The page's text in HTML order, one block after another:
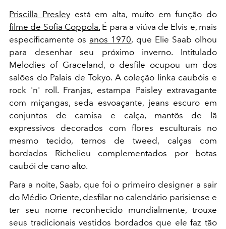
Priscilla Presleyestá em alta, muito em função do
filme de Sofia Coppola. É para a viúva de Elvis e, mais
especificamente os anos 1970, que Elie Saab olhou
para desenhar seu próximo inverno. Intitulado
Melodies of Graceland, o desfile ocupou um dos
salões do Palais de Tokyo. A coleção linka caubóis e
rock 'n' roll. Franjas, estampa Paisley extravagante
com miçangas, seda esvoaçante, jeans escuro em
conjuntos de camisa e calça, mantôs de lã
expressivos decorados com flores esculturais no
mesmo tecido, ternos de tweed, calças com
bordados Richelieu complementados por botas
caubói de cano alto.
Para a noite, Saab, que foi o primeiro designer a sair
do Médio Oriente, desfilar no calendário parisiense e
ter seu nome reconhecido mundialmente, trouxe
seus tradicionais vestidos bordados que ele faz tão